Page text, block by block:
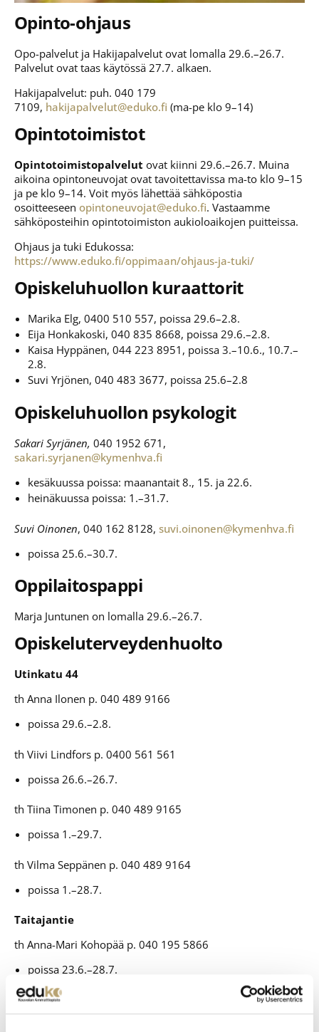
Opinto-ohjaus
Opo-palvelut ja Hakijapalvelut ovat lomalla 29.6.–26.7.
Palvelut ovat taas käytössä 27.7. alkaen.
Hakijapalvelut: puh. 040 179
7109, hakijapalvelut@eduko.fi (ma-pe klo 9–14)
Opintotoimistot
Opintotoimistopalvelut ovat kiinni 29.6.–26.7. Muina
aikoina opintoneuvojat ovat tavoitettavissa ma-to klo 9–15
ja pe klo 9–14. Voit myös lähettää sähköpostia
osoitteeseen opintoneuvojat@eduko.fi. Vastaamme
sähköposteihin opintotoimiston aukioloaikojen puitteissa.
Ohjaus ja tuki Edukossa:
https://www.eduko.fi/oppimaan/ohjaus-ja-tuki/
Opiskeluhuollon kuraattorit
Marika Elg, 0400 510 557, poissa 29.6–2.8.
Eija Honkakoski, 040 835 8668, poissa 29.6.–2.8.
Kaisa Hyppänen, 044 223 8951, poissa 3.–10.6., 10.7.–
2.8.
Suvi Yrjönen, 040 483 3677, poissa 25.6–2.8
Opiskeluhuollon psykologit
Sakari Syrjänen, 040 1952 671,
sakari.syrjanen@kymenhva.fi
kesäkuussa poissa: maanantait 8., 15. ja 22.6.
heinäkuussa poissa: 1.–31.7.
Suvi Oinonen, 040 162 8128, suvi.oinonen@kymenhva.fi
poissa 25.6.–30.7.
Oppilaitospappi
Marja Juntunen on lomalla 29.6.–26.7.
Opiskeluterveydenhuolto
Utinkatu 44
th Anna Ilonen p. 040 489 9166
poissa 29.6.–2.8.
th Viivi Lindfors p. 0400 561 561
poissa 26.6.–26.7.
th Tiina Timonen p. 040 489 9165
poissa 1.–29.7.
th Vilma Seppänen p. 040 489 9164
poissa 1.–28.7.
Taitajantie
th Anna-Mari Kohopää p. 040 195 5866
poissa 23.6.–28.7.
Kaikki terveydenhoitajat ovat poissa 1.–26.7.
Terveydenhoitajien poissaolon aikana ole tarvittaessa